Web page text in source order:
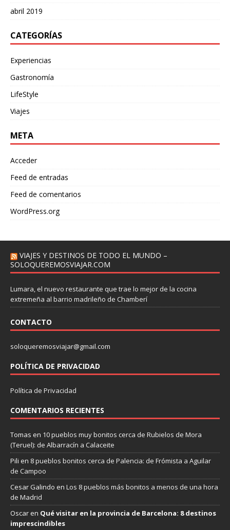
abril 2019
CATEGORÍAS
Experiencias
Gastronomía
LifeStyle
Viajes
META
Acceder
Feed de entradas
Feed de comentarios
WordPress.org
VIAJES Y DESTINOS DE TODO EL MUNDO –
SOLOQUEREMOSVIAJAR.COM
Lumara, el nuevo restaurante que trae lo mejor de la cocina
extremeña al barrio madrileño de Chamberí
CONTACTO
soloqueremosviajar@gmail.com
POLÍTICA DE PRIVACIDAD
Política de Privacidad
COMENTARIOS RECIENTES
Tomas en 10 pueblos muy bonitos cerca de Rubielos de Mora
(Teruel): de Albarracín a Calaceite
Pili en 8 pueblos bonitos cerca de Palencia: de Frómista a Aguilar
de Campoo
Cesar Galindo en Los 8 pueblos más bonitos a menos de una hora
de Madrid
Oscaren Qué visitar en la provincia de Barcelona: 8 destinos
imprescindibles